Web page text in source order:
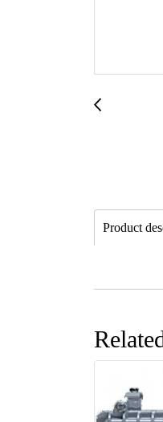
Product